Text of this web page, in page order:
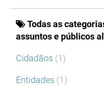
Todas as
assuntos e públicos
Cidadãos (1)
Entidades (1)